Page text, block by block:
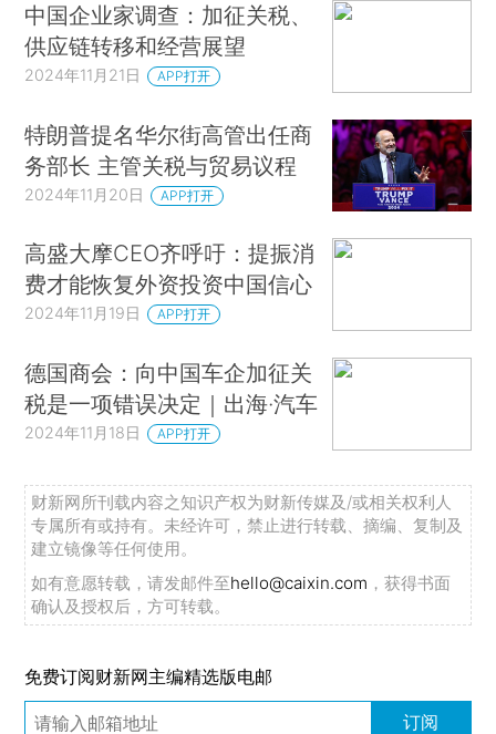
中国企业家调查：加征关税、
供应链转移和经营展望
2024年11月21日 APP打开
特朗普提名华尔街高管出任商
务部长 主管关税与贸易议程
2024年11月20日 APP打开
高盛大摩CEO齐呼吁：提振消
费才能恢复外资投资中国信心
2024年11月19日 APP打开
德国商会：向中国车企加征关
税是一项错误决定｜出海·汽车
2024年11月18日 APP打开
财新网所刊载内容之知识产权为财新传媒及/或相关权利人
专属所有或持有。未经许可，禁止进行转载、摘编、复制及
建立镜像等任何使用。
如有意愿转载，请发邮件至hello@caixin.com ，获得书面
确认及授权后，方可转载。
免费订阅财新网主编精选版电邮
订阅